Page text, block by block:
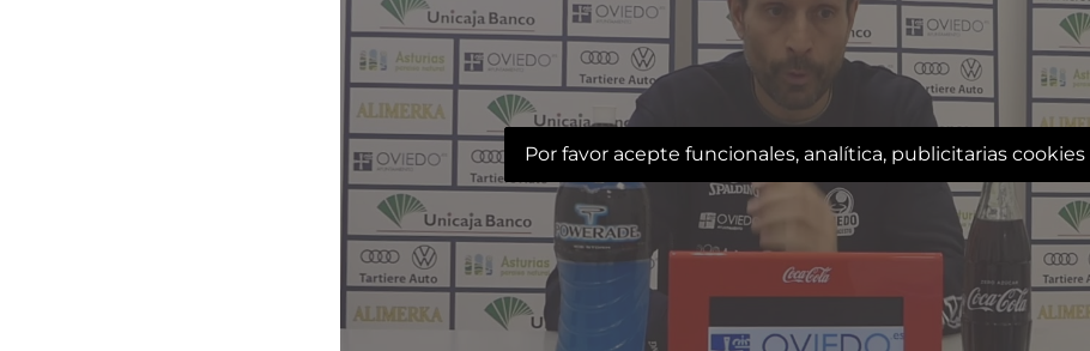
Por favor acepte funcionales, analítica, publicitarias cookies